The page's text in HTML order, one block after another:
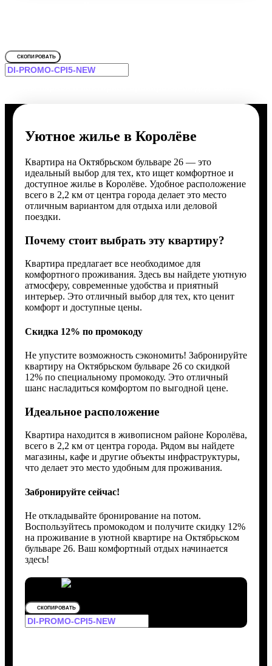
СКОПИРОВАТЬ
Уютное жилье в Королёве
Квартира на Октябрьском бульваре 26 — это
идеальный выбор для тех, кто ищет комфортное и
доступное жилье в Королёве. Удобное расположение
всего в 2,2 км от центра города делает это место
отличным вариантом для отдыха или деловой
поездки.
Почему стоит выбрать эту квартиру?
Квартира предлагает все необходимое для
комфортного проживания. Здесь вы найдете уютную
атмосферу, современные удобства и приятный
интерьер. Это отличный выбор для тех, кто ценит
комфорт и доступные цены.
Скидка 12% по промокоду
Не упустите возможность сэкономить! Забронируйте
квартиру на Октябрьском бульваре 26 со скидкой
12% по специальному промокоду. Это отличный
шанс насладиться комфортом по выгодной цене.
Идеальное расположение
Квартира находится в живописном районе Королёва,
всего в 2,2 км от центра города. Рядом вы найдете
магазины, кафе и другие объекты инфраструктуры,
что делает это место удобным для проживания.
Забронируйте сейчас!
Не откладывайте бронирование на потом.
Воспользуйтесь промокодом и получите скидку 12%
на проживание в уютной квартире на Октябрьском
бульваре 26. Ваш комфортный отдых начинается
здесь!
СКОПИРОВАТЬ